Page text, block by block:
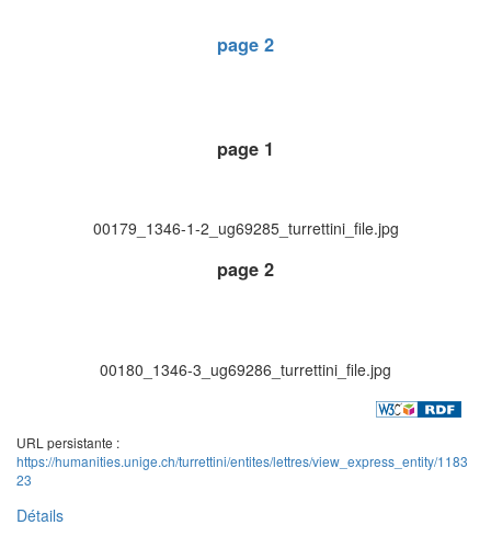
page 2
page 1
00179_1346-1-2_ug69285_turrettini_file.jpg
page 2
00180_1346-3_ug69286_turrettini_file.jpg
URL persistante :
https://humanities.unige.ch/turrettini/entites/lettres/view_express_entity/1183
23
Détails